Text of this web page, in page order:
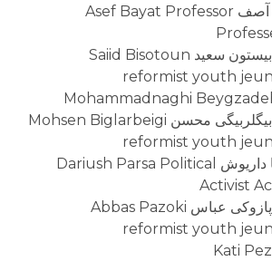
استاد دانشگاه بیات آصف Asef Bayat Professor
جوانان اصلاحطلب بیستون سعید Saiid Bisotoun
reformist youth
جوانان اصلاحطلب بیگلربیگی محسن Mohsen Biglarbeigi
reformist youth
فعال سیاسی پارسا داریوش Dariush Parsa Political
Activist
جوانان اصلاحطلب پازوکی عباس Abbas Pazoki
reformist youth